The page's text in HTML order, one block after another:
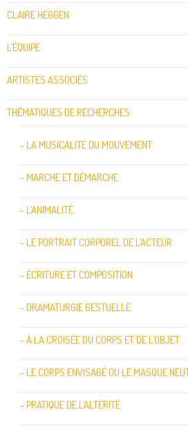
CLAIRE HEGGEN
L’ÉQUIPE
ARTISTES ASSOCIÉS
THÉMATIQUES DE RECHERCHES
– LA MUSICALITÉ DU MOUVEMENT
– MARCHE ET DÉMARCHE
– L’ANIMALITÉ
– LE PORTRAIT CORPOREL DE L’ACTEUR
– ÉCRITURE ET COMPOSITION
– DRAMATURGIE GESTUELLE
– À LA CROISÉE DU CORPS ET DE L’OBJET
– LE CORPS ENVISAGÉ OU LE MASQUE
– PRATIQUE DE L’ALTÉRITÉ